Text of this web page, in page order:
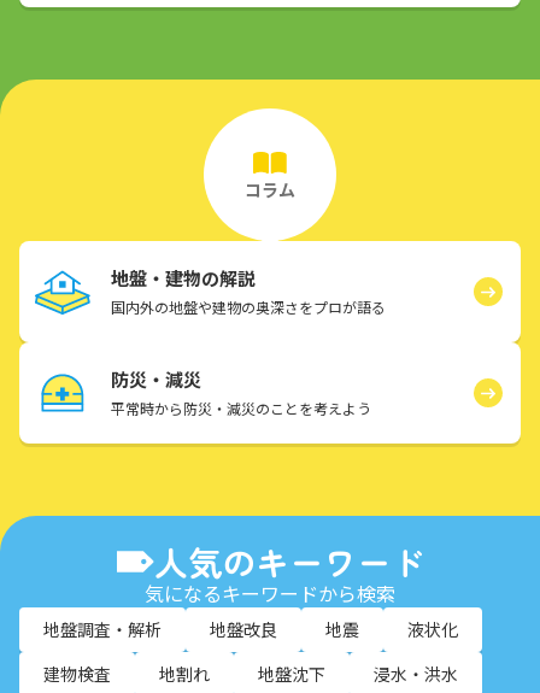
コラム
地盤・建物の解説
国内外の地盤や建物の奥深さをプロが語る
防災・減災
平常時から防災・減災のことを考えよう
人気のキーワード
気になるキーワードから検索
地盤調査・解析 地盤改良 地震
液状化
建物検査
地割れ 地盤沈下
浸水・洪水